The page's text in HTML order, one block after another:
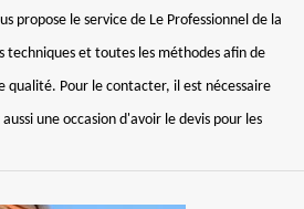
propose le service de Le Professionnel de la
et toutes les méthodes afin de
qualité. Pour le contacter, il est nécessaire
une occasion d'avoir le devis pour les